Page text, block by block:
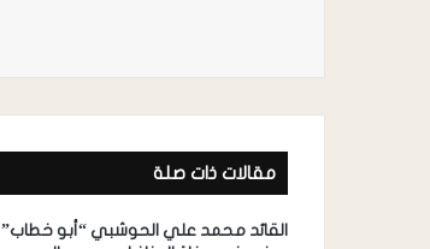
مقالات ذات صلة
القائد محمد علي الحوشبي “أبو خطاب”